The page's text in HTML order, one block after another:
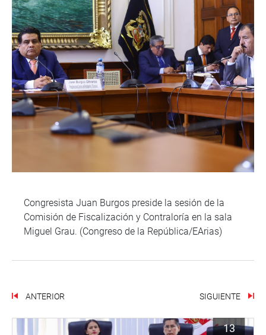
Congresista Juan Burgos preside la sesión de la
Comisión de Fiscalización y Contraloría en la sala
Miguel Grau. (Congreso de la República/EArias)
ANTERIOR SIGUIENTE
13